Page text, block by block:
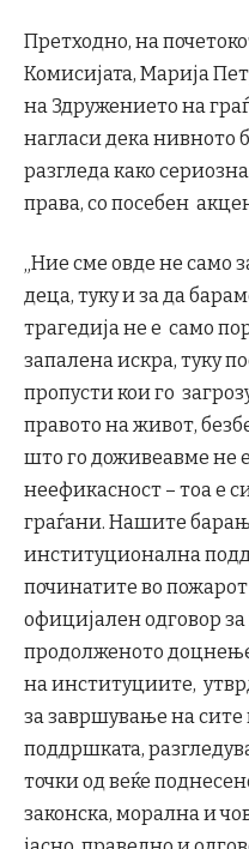
Претходно, на
Комисијата, Марија
на Здружението на
нагласи дека нивното
разгледа како
права, со посебен
„Ние сме овде не само
деца, туку и за да
трагедија не е само
запалена искра, туку
пропусти кои го
правото на живот,
што го доживеавме не
неефикасност – тоа е
граѓани. Нашите
институционална
починатите во пожарот
официјален одговор
продолженото
на институциите,
за завршување на сите
поддршката,
точки од веќе
законска, морална и